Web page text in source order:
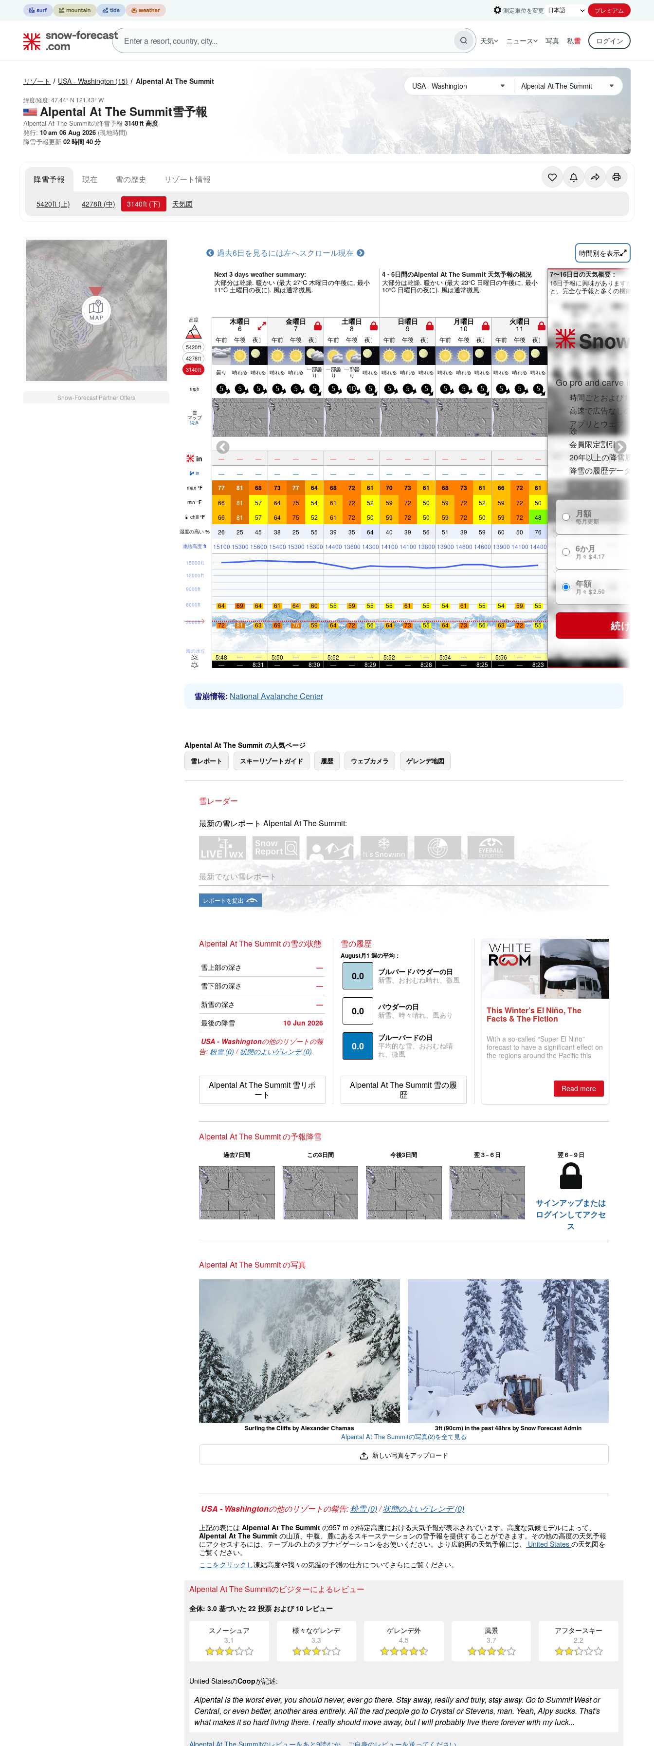
測定単位を変更 プレミアム
天気 ニュース 写真 私雪 ログイン
リゾート USA - Washington (15) Alpental At The Summit
緯度/経度:47.44° N 121.43° W
Alpental At The Summit雪予報
Alpental At The Summitの降雪予報 3140ft 高度
発行: 10 am 06 Aug 2026 (現地時間)
降雪予報更新 02時間 40分
降雪予報 現在 雪の歴史 リゾート情報
5420ft (上) 4278ft (中) 3140ft (下) 天気図
Snow-Forecast Partner Offers
過去6日を見るには左へスクロール現在 時間別を表示
Next 3 days weather summary:
大部分は乾燥. 暖かい (最大 27°C 木曜日の午後に, 最小
11°C 土曜日の夜に). 風は通常微風.
4 - 6日間のAlpental At The Summit 天気予報の概況
大部分は乾燥. 暖かい (最大 23°C 日曜日の午後に, 最小
10°C 日曜日の夜に). 風は通常微風.
高度
5420ft
4278ft
3140ft
木曜日
6
金曜日
7
土曜日
8
日曜日
9
月曜日
10
火曜日
11
午前 午後 夜］ 午前 午後 夜］ 午前 午後 夜］ 午前 午後 夜］ 午前 午後 夜］ 午前 午後 夜］
曇り 晴れる 晴れる 晴れる 晴れる 一部曇
り
一部曇
り
一部曇
り 晴れる 晴れる 晴れる 晴れる 晴れる 晴れる 晴れる 晴れる 晴れる 晴れる
mph 5 5 5 5 5 5 5 10 5 5 5 5 5 5 5 5 5 5
雪
マップ
続き
in — — — — — — — — — — — — — — — — — —
in — — — — — — — — — — — — — — — — — —
max °F 77 81 68 73 77 64 68 72 61 70 73 61 68 73 61 66 72 61
min °F 66 81 57 64 75 54 61 72 52 59 72 50 59 72 52 59 72 50
chill °F 66 81 57 64 75 52 61 72 50 59 72 50 59 72 50 59 72 48
湿度の高い % 26 25 45 38 25 55 39 35 64 40 39 56 51 39 59 60 50 76
凍結高度 ft 15100 15300 15600 15400 15300 15300 14400 13600 14300 14100 14100 13800 13900 14600 14600 13900 14100 14400
海の水位
3000ft
6000ft
9000ft
12000ft
15000ft
64 69 64 61 64 60 55 59 55 55 61 55 54 61 55 54 59 55
72 81 63 69 76 59 64 72 56 64 73 55 64 73 56 63 72 55
5:48 — — 5:50 — — 5:52 — — 5:52 — — 5:54 — — 5:56 —
—
—
— 8:31 — — 8:30 — — 8:29 — — 8:28 — — 8:25 — — 8:23
7〜16日目の天気概要：
16日予報に興味がありますか？Pro
と、完全な予報と多くの機能を利用
Snow
Go pro and carve into:
時間ごとおよび16日間
高速で広告なしのブラ
アプリとウェブでフル
除
会員限定割引
20年以上の降雪履歴
降雪の履歴データ
月額
毎月更新
6か月
月々 $ 4.17
年額
月々 $ 2.50
続ける
雪崩情報: National Avalanche Center
Alpental At The Summit の人気ページ
雪レポート スキーリゾートガイド 履歴 ウェブカメラ ゲレンデ地図
雪レーダー
最新の雪レポート Alpental At The Summit:
最新でない雪レポート
レポートを提出
Alpental At The Summit の雪の状態
雪上部の深さ
—
雪下部の深さ
—
新雪の深さ
—
最後の降雪
10 Jun 2026
USA - Washingtonの他のリゾートの報
告: 粉雪 (0) /状態のよいゲレンデ (0)
Alpental At The Summit 雪リポ
ート
雪の履歴
August月1 週の平均：
0.0
ブルバードパウダーの日
新雪、おおむね晴れ、微風
0.0
パウダーの日
新雪、時々晴れ、風あり
0.0
ブルーバードの日
平均的な雪、おおむね晴
れ、微風
Alpental At The Summit 雪の履
歴
This Winter’s El Niño, The
Facts & The Fiction
With a so-called “Super El Niño”
forecast to have a significant effect on
the regions around the Pacific this
where are the best odds?
Read more
Alpental At The Summit の予報降雪
過去7日間 この3日間 今後3日間 翌３−６日 翌６−９日
サインアップまたは
ログインしてアクセ
ス
Alpental At The Summit の写真
Surfing the Cliffs by Alexander Chamas 3ft (90cm) in the past 48hrs by Snow Forecast Admin
Alpental At The Summitの写真(2)を全て見る
新しい写真をアップロード
USA - Washingtonの他のリゾートの報告:粉雪 (0)/状態のよいゲレンデ (0)
上記の表には Alpental At The Summit の957 m の特定高度における天気予報が表示されています。高度な気候モデルによって、
Alpental At The Summit の山頂、中腹、麓にあるスキーステーションの雪予報を提供することができます。その他の高度の天気予報
にアクセスするには、テーブルの上のタブナビゲーションをお使いください。より広範囲の天気予報には、
United States の天気図を
ご覧ください。
ここをクリックし凍結高度や我々の気温の予測の仕方についてさらにご覧ください。
Alpental At The Summitのビジターによるレビュー
全体: 3.0 基づいた 22 投票 および 10 レビュー
スノーシュア
3.1
様々なゲレンデ
3.3
ゲレンデ外
4.5
風景
3.7
アフタースキー
2.2
United StatesのCoopが記述:
Alpental is the worst ever, you should never, ever go there. Stay away, really and truly, stay away. Go to Summit West or
Central, or even better, another area entirely. All the rad people go to Crystal or Stevens, man. Yeah, Alpy sucks. That's
what makes it so hard living there. I really should move away, but I will probably live there forever with my luck...
Alpental At The Summitのレビューをあと9読むか、ご自身のレビューを送ってください